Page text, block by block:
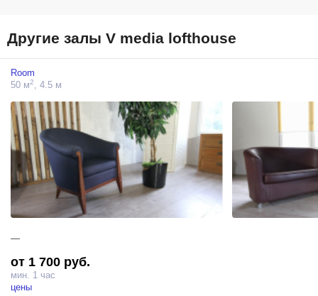
Другие залы V media lofthouse
Room
50 м2, 4.5 м
—
от 1 700 руб.
мин. 1 час
цены